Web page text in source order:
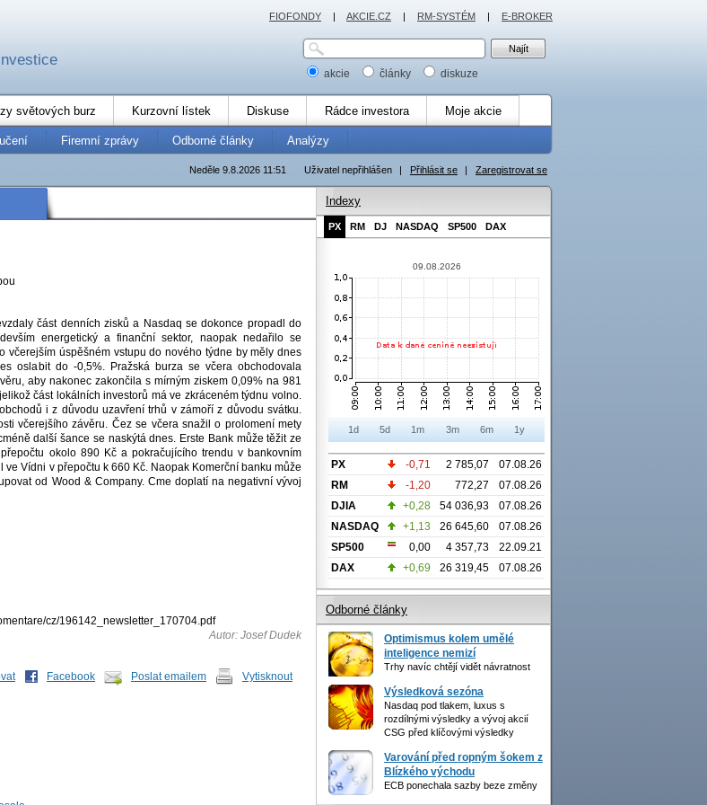
akcie články diskuze
světových burz Kurzovní lístek Diskuse Rádce investora Moje akcie
Firemní zprávy Odborné články Analýzy
Uživatel nepřihlášen | Přihlásit se | Zaregistrovat se
Neděle 9.8.2026 11:51
část denních zisků a Nasdaq se dokonce propadl do
energetický a finanční sektor, naopak nedařilo se
včerejším úspěšném vstupu do nového týdne by měly dnes
oslabit do -0,5%. Pražská burza se včera obchodovala
aby nakonec zakončila s mírným ziskem 0,09% na 981
část lokálních investorů má ve zkráceném týdnu volno.
i z důvodu uzavření trhů v zámoří z důvodu svátku.
včerejšího závěru. Čez se včera snažil o prolomení mety
další šance se naskýtá dnes. Erste Bank může těžit ze
okolo 890 Kč a pokračujícího trendu v bankovním
ve Vídni v přepočtu k 660 Kč. Naopak Komerční banku může
od Wood & Company. Cme doplatí na negativní vývoj
cz/196142_newsletter_170704.pdf
Autor: Josef Dudek
Facebook Poslat emailem Vytisknout
Indexy
PX RM DJ NASDAQ SP500 DAX
09.08.2026
1d 5d 1m 3m 6m 1y
PX -0,71 2 785,07
07.08.26
RM
-1,20 772,27
07.08.26
DJIA
+0,28 54 036,93
07.08.26
NASDAQ
+1,13 26 645,60
07.08.26
SP500
0,00 4 357,73
22.09.21
DAX
+0,69 26 319,45 07.08.26
Odborné články
Optimismus kolem umělé
inteligence nemizí
Trhy navíc chtějí vidět návratnost
Výsledková sezóna
Nasdaq pod tlakem, luxus s
rozdílnými výsledky a vývoj akcií
CSG před klíčovými výsledky
Varování před ropným šokem z
Blízkého východu
ECB ponechala sazby beze změny
FIOFONDY | AKCIE.CZ | RM-SYSTÉM | E-BROKER